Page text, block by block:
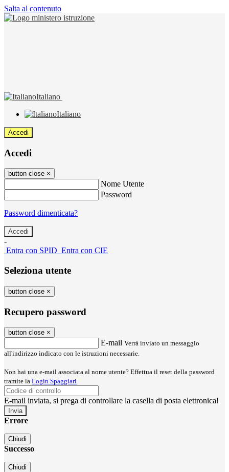
Salta al contenuto
Italiano
Italiano
Accedi
Accedi
button close ×
Nome Utente
Password
Password dimenticata?
-
Entra con SPID Entra con CIE
Seleziona utente
button close ×
Recupero password
button close ×
E-mail Verrà inviato un messaggio
all'indirizzo indicato con le istruzioni necessarie.
Non hai una e-mail associata al nome utente? Effettua il reset della password
tramite la Login Spaggiari
E-mail inviata, si prega di controllare la casella di posta elettronica!
Errore
Chiudi
Successo
Chiudi